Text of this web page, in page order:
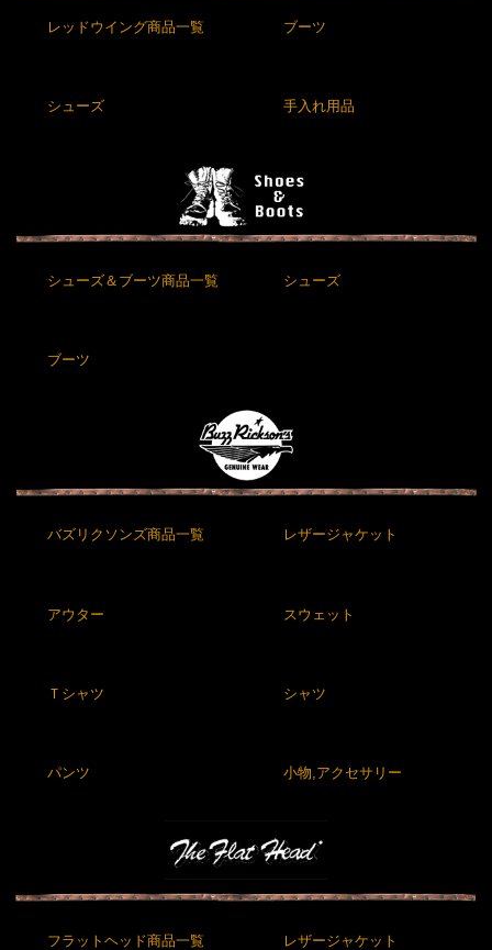
レッドウイング商品一覧 ブーツ
シューズ 手入れ用品
シューズ＆ブーツ商品一覧 シューズ
ブーツ
バズリクソンズ商品一覧 レザージャケット
アウター スウェット
Ｔシャツ シャツ
パンツ 小物,アクセサリー
フラットヘッド商品一覧 レザージャケット